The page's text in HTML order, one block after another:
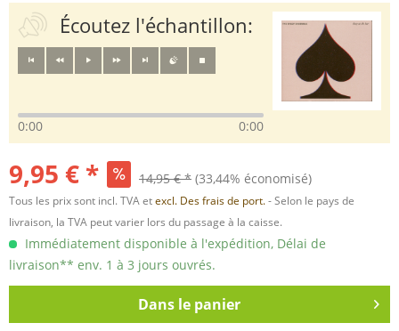
Écoutez l'échantillon:
0:00 0:00
9,95 € * 14,95 € * (33,44% économisé)
Tous les prix sont incl. TVA etexcl. Des frais de port.- Selon le pays de
livraison, la TVA peut varier lors du passage à la caisse.
Immédiatement disponible à l'expédition, Délai de
livraison** env. 1 à 3 jours ouvrés.
Dans le panier